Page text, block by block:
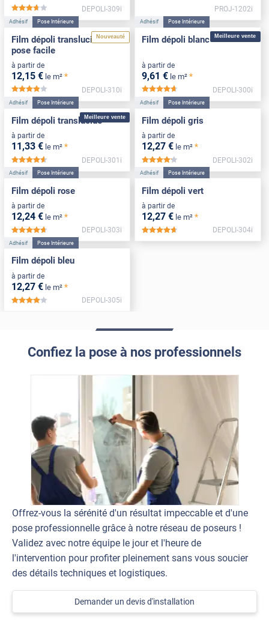
*****
DEPOLI-309i PROJ-1202i
Nouveauté
Adhésif Pose Intérieure
Film dépoli translucide
pose facile
à partir de
12,15 € le m² *
*****
DEPOLI-310i
Meilleure vente
Adhésif Pose Intérieure
Film dépoli blanc
à partir de
9,61 € le m² *
*****
DEPOLI-300i
Meilleure vente
Adhésif Pose Intérieure
Film dépoli translucide
à partir de
11,33 € le m² *
*****
DEPOLI-301i
Adhésif Pose Intérieure
Film dépoli gris
à partir de
12,27 € le m² *
*****
DEPOLI-302i
Adhésif Pose Intérieure
Film dépoli rose
à partir de
12,24 € le m² *
*****
DEPOLI-303i
Adhésif Pose Intérieure
Film dépoli vert
à partir de
12,27 € le m² *
*****
DEPOLI-304i
Adhésif Pose Intérieure
Film dépoli bleu
à partir de
12,27 € le m² *
*****
DEPOLI-305i
Confiez la pose à nos professionnels
Offrez-vous la sérénité d'un résultat impeccable et d'une
pose professionnelle grâce à notre réseau de poseurs !
Validez avec notre équipe le jour et l'heure de
l'intervention pour profiter pleinement sans vous soucier
des détails techniques et logistiques.
Demander un devis d'installation